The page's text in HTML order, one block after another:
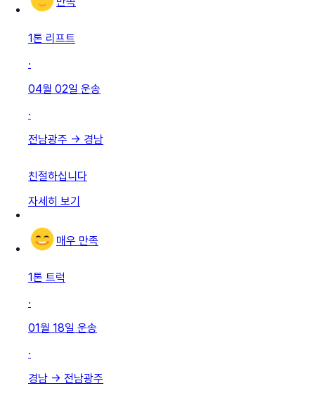
1톤 리프트
·
04월 02일 운송
·
전남광주 → 경남
친절하십니다
자세히 보기
매우 만족
1톤 트럭
·
01월 18일 운송
·
경남 → 전남광주